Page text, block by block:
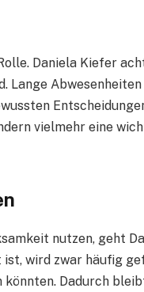
Daniela Kiefer
Lange
vielmehr eine
nutzen, geht
ist, wird zwar häufig
Dadurch